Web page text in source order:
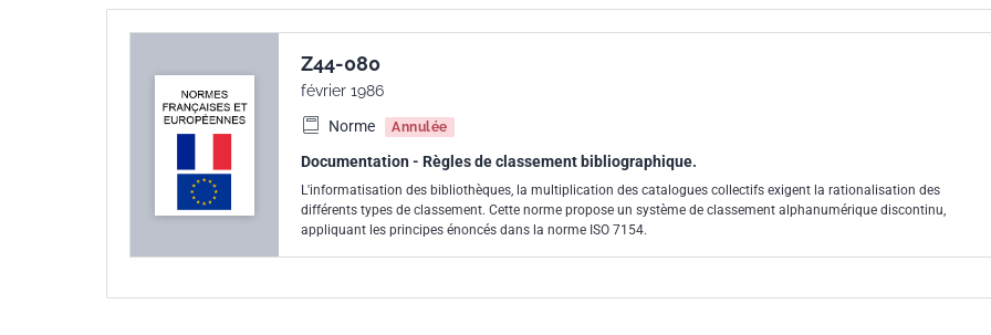
Z44-080
février 1986
Norme
Annulée
Documentation - Règles de classement bibliographique.
L'informatisation des bibliothèques, la multiplication des catalogues collectifs exigent la rationalisation des
différents types de classement. Cette norme propose un système de classement alphanumérique discontinu,
appliquant les principes énoncés dans la norme ISO 7154.